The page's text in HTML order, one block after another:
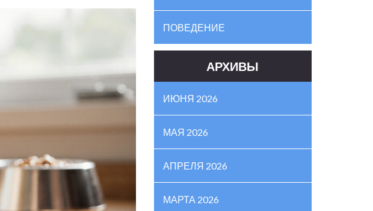
ПОВЕДЕНИЕ
АРХИВЫ
ИЮНЯ 2026
МАЯ 2026
АПРЕЛЯ 2026
МАРТА 2026